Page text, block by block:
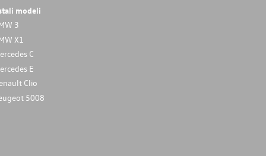
modeli
3
X1
C
E
Clio
5008